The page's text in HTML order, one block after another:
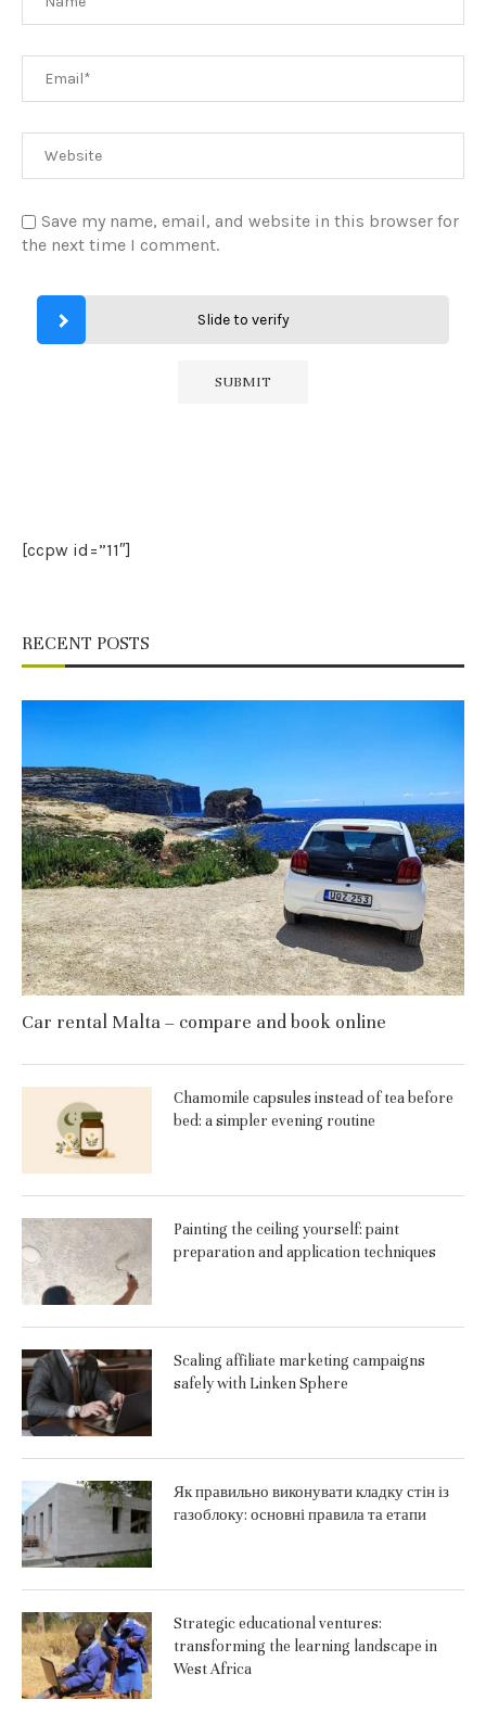
Save my name, email, and website in this browser for
the next time I comment.
Slide to verify
[ccpw id=”11″]
RECENT POSTS
Car rental Malta – compare and book online
Chamomile capsules instead of tea before
bed: a simpler evening routine
Painting the ceiling yourself: paint
preparation and application techniques
Scaling affiliate marketing campaigns
safely with Linken Sphere
Як правильно виконувати кладку стін із
газоблоку: основні правила та етапи
Strategic educational ventures:
transforming the learning landscape in
West Africa